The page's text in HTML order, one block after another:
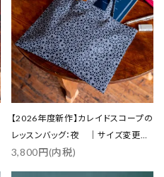
【2026年度新作】カレイドスコープの
レッスンバッグ：夜 ｜サイズ変更対
応
3,800円(内税)